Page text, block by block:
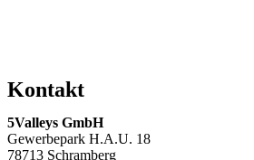
Kontakt
5Valleys GmbH
Gewerbepark H.A.U. 18
78713 Schramberg